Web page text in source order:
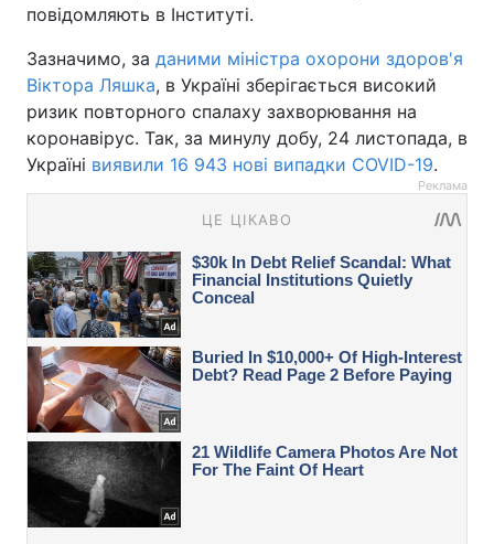
повідомляють в Інституті.
Зазначимо, за даними міністра охорони здоров'я
Віктора Ляшка, в Україні зберігається високий
ризик повторного спалаху захворювання на
коронавірус. Так, за минулу добу, 24 листопада, в
Україні виявили 16 943 нові випадки COVID-19.
Реклама